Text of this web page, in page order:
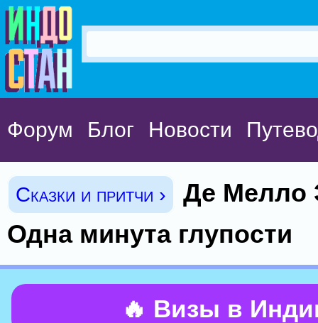
Форум Блог Новости
Сказки и притчи ›
Де Мелло
Одна минута глупости
🔥 Визы в